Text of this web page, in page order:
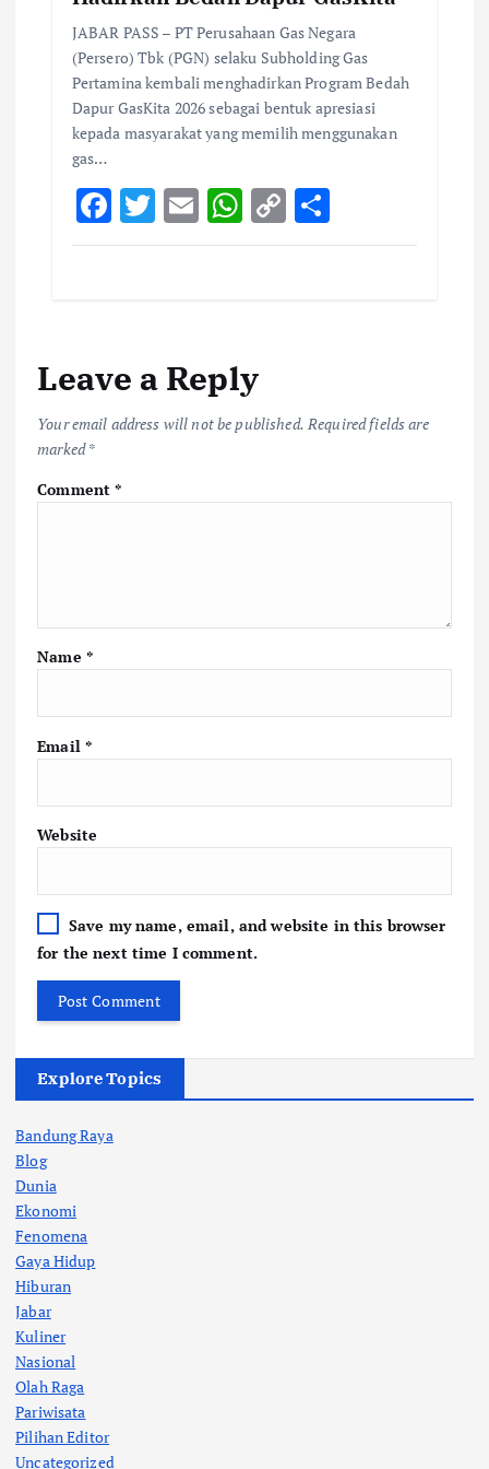
JABAR PASS – PT Perusahaan Gas Negara
(Persero) Tbk (PGN) selaku Subholding Gas
Pertamina kembali menghadirkan Program Bedah
Dapur GasKita 2026 sebagai bentuk apresiasi
kepada masyarakat yang memilih menggunakan
gas…
F
ac
o
k
T
w
E
m
W
h
p
p
C
o
k
S
h
Leave a Reply
Your email address will not be published. Required fields are
marked*
Comment*
Name *
Email *
Website
Save my name, email, and website in this browser
for the next time I comment.
Explore Topics
Bandung Raya
Blog
Dunia
Ekonomi
Fenomena
Gaya Hidup
Hiburan
Jabar
Kuliner
Nasional
Olah Raga
Pariwisata
Pilihan Editor
Uncategorized